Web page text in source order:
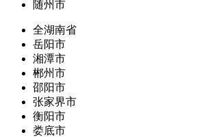
随州市
全湖南省
岳阳市
湘潭市
郴州市
邵阳市
张家界市
衡阳市
娄底市